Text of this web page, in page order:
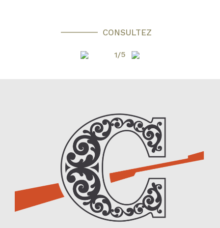
CONSULTEZ